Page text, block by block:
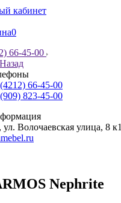
кабинет
0
66-45-00
Назад
66-45-00
823-45-00
ул. Волочаевская улица, 8 к1
Nephrite